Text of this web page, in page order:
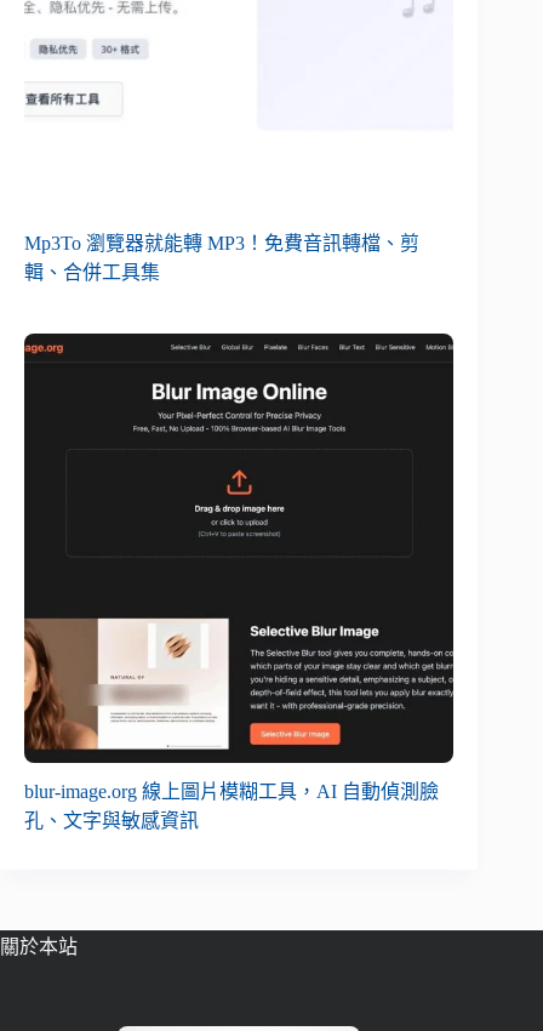
Mp3To 瀏覽器就能轉 MP3！免費音訊轉檔、剪
輯、合併工具集
blur-image.org 線上圖片模糊工具，AI 自動偵測臉
孔、文字與敏感資訊
關於本站